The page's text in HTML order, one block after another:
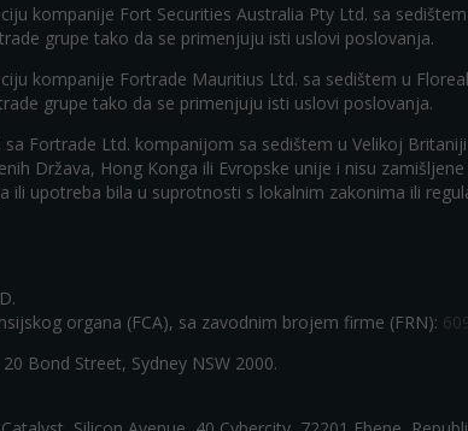
kompanije Fort Securities Australia Pty Ltd. sa
grupe tako da se primenjuju isti uslovi poslovanja.
kompanije Fortrade Mauritius Ltd. sa sedištem u
grupe tako da se primenjuju isti uslovi poslovanja.
Fortrade Ltd. kompanijom sa sedištem u Velikoj
Država, Hong Konga ili Evropske unije i nisu
upotreba bila u suprotnosti s lokalnim zakonima ili
organa (FCA), sa zavodnim brojem firme (FRN):
Bond Street, Sydney NSW 2000.